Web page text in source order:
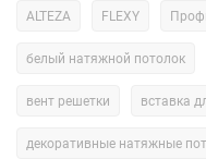
Для создания эффекта
быть изображение
При этом нижний слой
ALTEZA FLEXY
белый натяжной потолок
вент решетки вставка
декоративные натяжные